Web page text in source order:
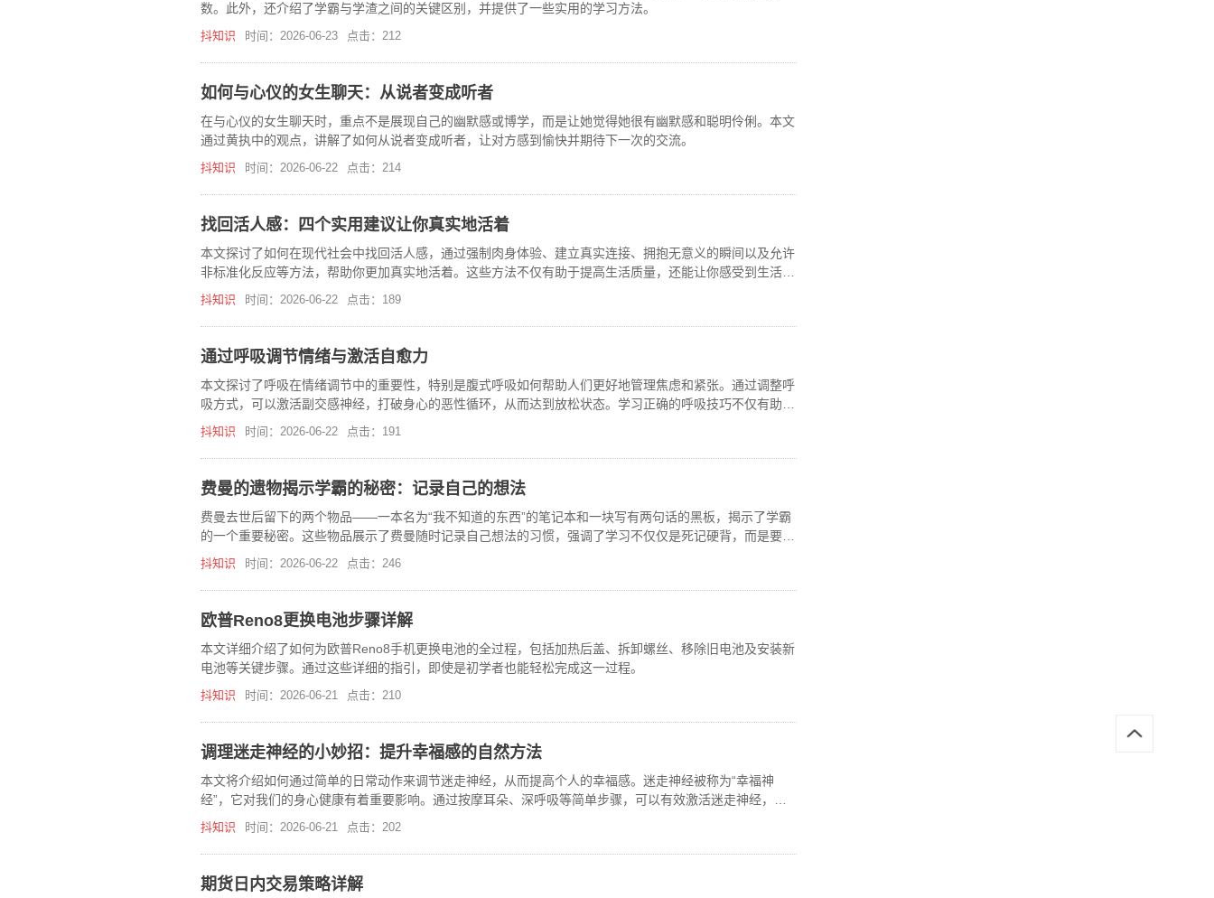
数。此外，还介绍了学霸与学渣之间的关键区别，并提供了一些实用的学习方法。
抖知识 时间：2026-06-23 点击：212
如何与心仪的女生聊天：从说者变成听者
在与心仪的女生聊天时，重点不是展现自己的幽默感或博学，而是让她觉得她很有幽默感和聪明伶俐。本文
通过黄执中的观点，讲解了如何从说者变成听者，让对方感到愉快并期待下一次的交流。
抖知识 时间：2026-06-22 点击：214
找回活人感：四个实用建议让你真实地活着
本文探讨了如何在现代社会中找回活人感，通过强制肉身体验、建立真实连接、拥抱无意义的瞬间以及允许
非标准化反应等方法，帮助你更加真实地活着。这些方法不仅有助于提高生活质量，还能让你感受到生活的
丰富和多样性。
抖知识 时间：2026-06-22 点击：189
通过呼吸调节情绪与激活自愈力
本文探讨了呼吸在情绪调节中的重要性，特别是腹式呼吸如何帮助人们更好地管理焦虑和紧张。通过调整呼
吸方式，可以激活副交感神经，打破身心的恶性循环，从而达到放松状态。学习正确的呼吸技巧不仅有助于
情绪稳定，还能增强身体的自愈能力。
抖知识 时间：2026-06-22 点击：191
费曼的遗物揭示学霸的秘密：记录自己的想法
费曼去世后留下的两个物品——一本名为“我不知道的东西”的笔记本和一块写有两句话的黑板，揭示了学霸
的一个重要秘密。这些物品展示了费曼随时记录自己想法的习惯，强调了学习不仅仅是死记硬背，而是要不
断产生并记录自己的想法。本文探讨了这种习惯的重要性
抖知识 时间：2026-06-22 点击：246
欧普Reno8更换电池步骤详解
本文详细介绍了如何为欧普Reno8手机更换电池的全过程，包括加热后盖、拆卸螺丝、移除旧电池及安装新
电池等关键步骤。通过这些详细的指引，即使是初学者也能轻松完成这一过程。
抖知识 时间：2026-06-21 点击：210
调理迷走神经的小妙招：提升幸福感的自然方法
本文将介绍如何通过简单的日常动作来调节迷走神经，从而提高个人的幸福感。迷走神经被称为“幸福神
经”，它对我们的身心健康有着重要影响。通过按摩耳朵、深呼吸等简单步骤，可以有效激活迷走神经，带
来身心愉悦的感觉。
抖知识 时间：2026-06-21 点击：202
期货日内交易策略详解